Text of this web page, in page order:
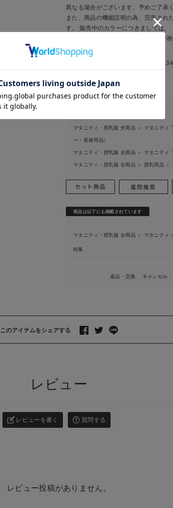
異なる場合がございます。予めご了承
また、商品の機能説明の為、完売され
す。 販売中のカラーにつきましては
※商品画像・イメージ
34
マタニティ・授乳服 全商品 ＞ マタニティ
ー・産後用品）
マタニティ・授乳服 全商品 ＞ マタニティ
マタニティ・授乳服 全商品 ＞ 授乳用品 ＞
商品は以下にも掲載されています
マタニティ・授乳服 全商品 ＞ マタニティ
特集
返品・交換 キャンセル
このアイテムをシェアする >
レビュー
レビューを書く 質問する
レビュー投稿がありません。
お気に入り商品を確認する